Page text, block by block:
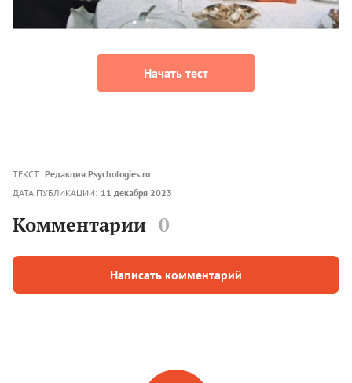
Начать тест
ТЕКСТ: Редакция Psychologies.ru
ДАТА ПУБЛИКАЦИИ: 11 декабря 2023
Комментарии 0
Написать комментарий